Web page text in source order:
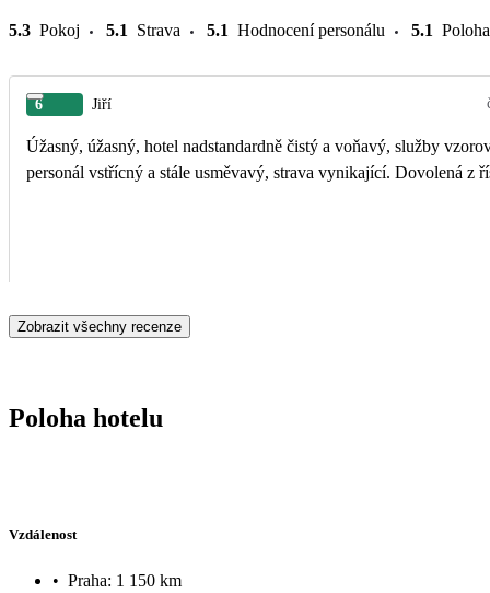
5.3 Pokoj 5.1 Strava 5.1 Hodnocení personálu 5.1 Poloha
6 Jiří
Úžasný, úžasný, hotel nadstandardně čistý a voňavý, služby
personál vstřícný a stále usměvavý, strava vynikající. Dovolená z
Zobrazit všechny recenze
Poloha hotelu
Vzdálenost
• Praha: 1 150 km